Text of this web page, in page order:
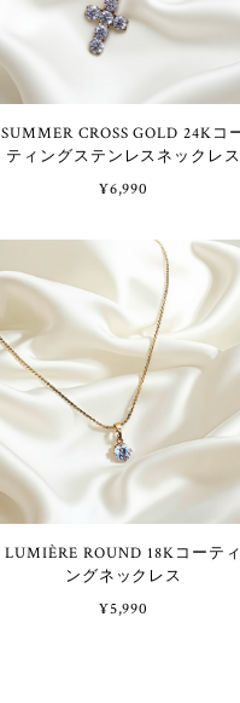
SUMMER CROSS GOLD 24Kコー
ティングステンレスネックレス
¥6,990
LUMIÈRE ROUND 18Kコーティ
ングネックレス
¥5,990